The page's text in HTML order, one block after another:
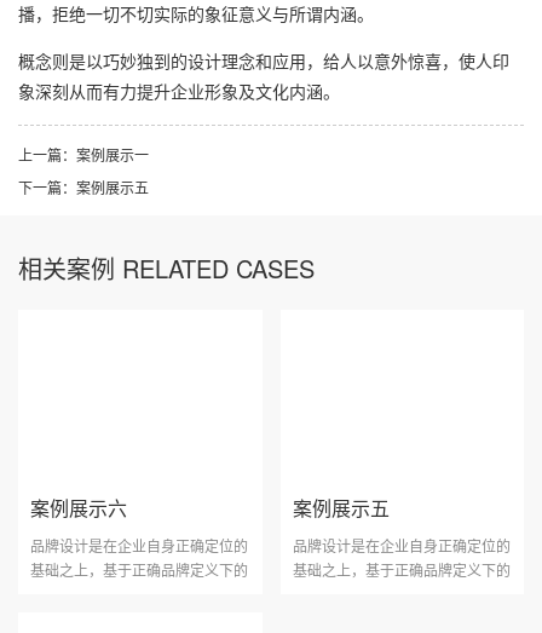
播，拒绝一切不切实际的象征意义与所谓内涵。
概念则是以巧妙独到的设计理念和应用，给人以意外惊喜，使人印
象深刻从而有力提升企业形象及文化内涵。
上一篇： 案例展示一
下一篇： 案例展示五
相关案例 RELATED CASES
案例展示六
品牌设计是在企业自身正确定位的
基础之上，基于正确品牌定义下的
案例展示五
品牌设计是在企业自身正确定位的
基础之上，基于正确品牌定义下的